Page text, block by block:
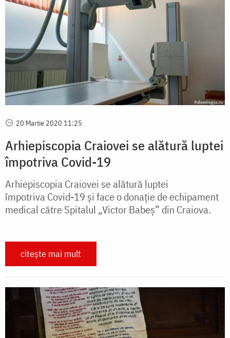
20 Martie 2020 11:25
Arhiepiscopia Craiovei se alătură luptei
împotriva Covid-19
Arhiepiscopia Craiovei se alătură luptei
împotriva Covid-19 și face o donație de echipament
medical către Spitalul „Victor Babeş” din Craiova.
citește mai mult